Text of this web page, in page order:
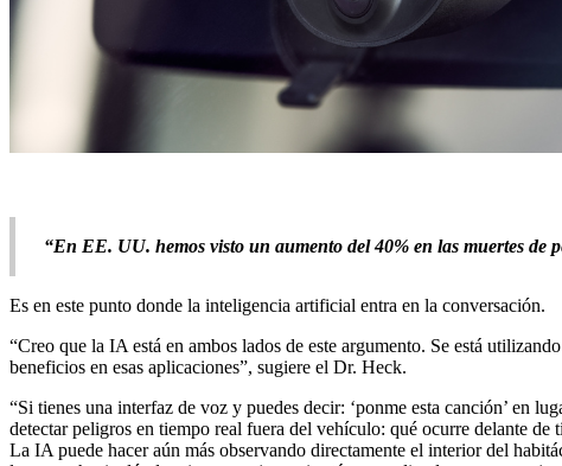
“En EE. UU. hemos visto un aumento del 40% en las muertes de
Es en este punto donde la inteligencia artificial entra en la conversación.
“Creo que la IA está en ambos lados de este argumento. Se está
beneficios en esas aplicaciones”, sugiere el Dr. Heck.
“Si tienes una interfaz de voz y puedes decir: ‘ponme esta canción’ en
detectar peligros en tiempo real fuera del vehículo: qué ocurre delante
La IA puede hacer aún más observando directamente el interior del